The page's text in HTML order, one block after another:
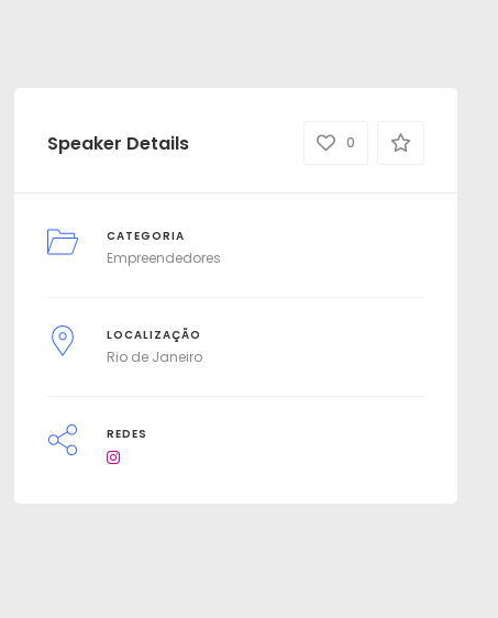
Speaker Details 0
CATEGORIA
Empreendedores
LOCALIZAÇÃO
Rio de Janeiro
REDES